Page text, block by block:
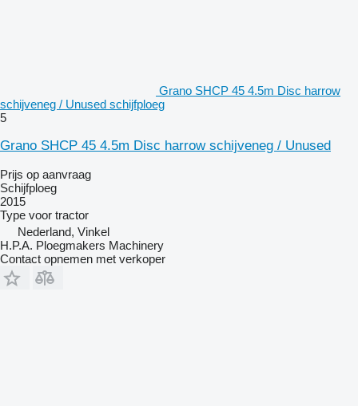
Grano SHCP 45 4.5m Disc harrow
schijveneg / Unused schijfploeg
5
Grano SHCP 45 4.5m Disc harrow schijveneg / Unused
Prijs op aanvraag
Schijfploeg
2015
Type voor tractor
Nederland, Vinkel
H.P.A. Ploegmakers Machinery
Contact opnemen met verkoper